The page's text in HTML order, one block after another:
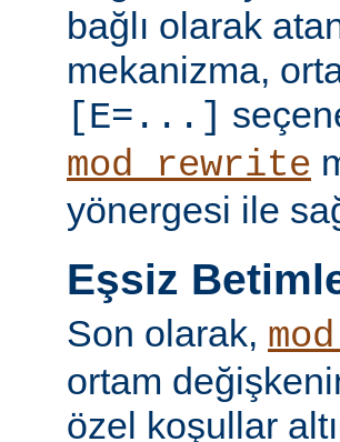
bağlı olarak
mekanizma,
[E=...]
mod_rewrite
yönergesi ile
Eşsiz
Son olarak,
ortam
özel koşullar